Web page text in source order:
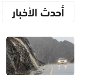
أحدث الأخبار